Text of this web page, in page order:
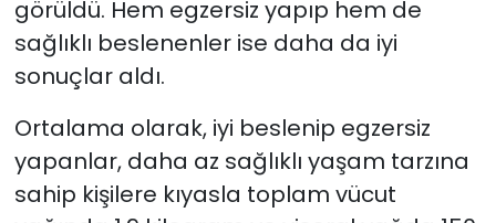
görüldü. Hem egzersiz yapıp hem de
sağlıklı beslenenler ise daha da iyi
sonuçlar aldı.
Ortalama olarak, iyi beslenip egzersiz
yapanlar, daha az sağlıklı yaşam tarzına
sahip kişilere kıyasla toplam vücut